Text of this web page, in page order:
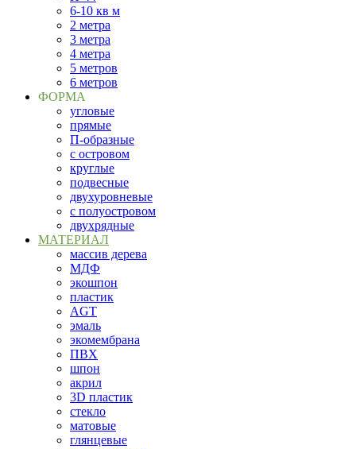
6-10 кв м
2 метра
3 метра
4 метра
5 метров
6 метров
ФОРМА
угловые
прямые
П-образные
с островом
круглые
подвесные
двухуровневые
с полуостровом
двухрядные
МАТЕРИАЛ
массив дерева
МДФ
экошпон
пластик
AGT
эмаль
экомембрана
ПВХ
шпон
акрил
3D пластик
стекло
матовые
глянцевые